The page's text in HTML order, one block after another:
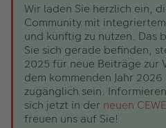
Wir laden Sie herzlich ein,
Community mit
und künftig zu nutzen. Das
Sie sich gerade befinden,
2025 für neue Beiträge zur
dem kommenden Jahr
zugänglich sein.
sich jetzt in der neuen
freuen uns auf Sie!